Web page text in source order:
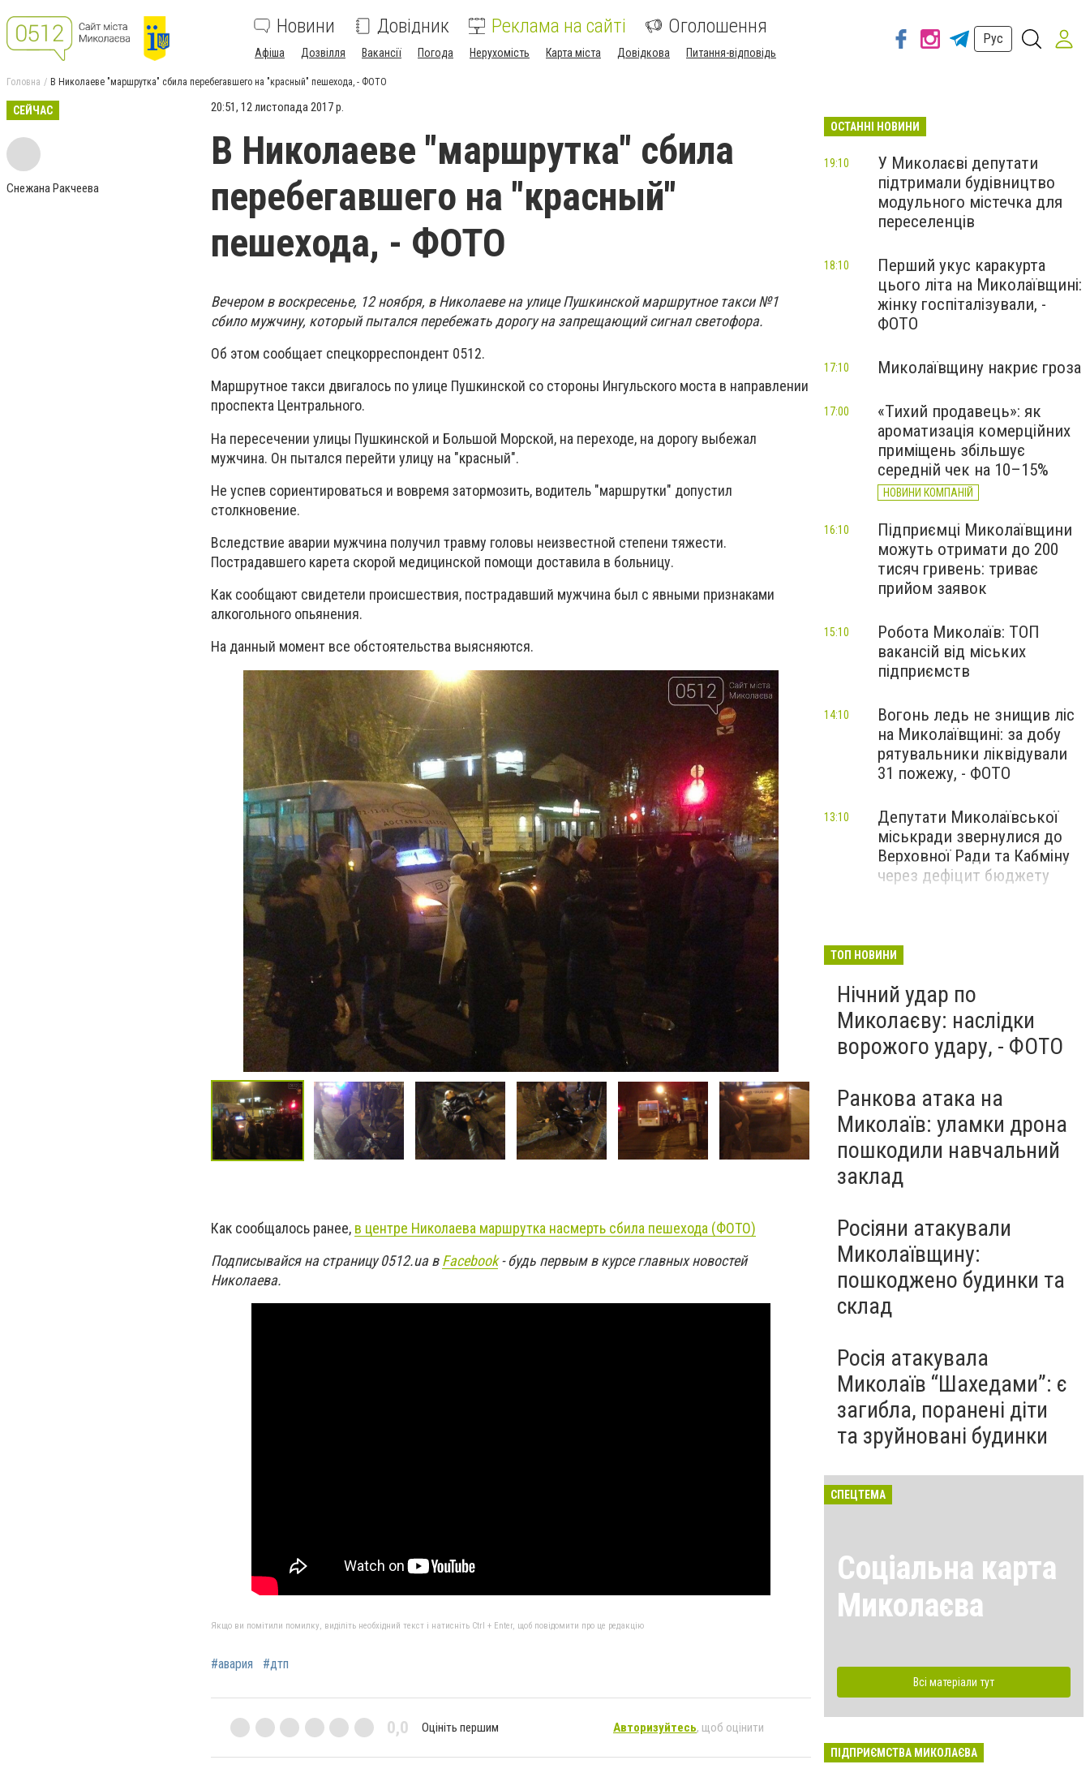
Новини Довідник Реклама на сайті Оголошення
Афіша Дозвілля Вакансії Погода Нерухомість Карта міста Довідкова Питання-відповідь
Рус
Головна В Николаеве "маршрутка" сбила перебегавшего на "красный" пешехода, - ФОТО
СЕЙЧАС
Снежана Ракчеева
20:51, 12 листопада 2017 р.
В Николаеве "маршрутка" сбила
перебегавшего на "красный"
пешехода, - ФОТО
Вечером в воскресенье, 12 ноября, в Николаеве на улице Пушкинской маршрутное такси №1
сбило мужчину, который пытался перебежать дорогу на запрещающий сигнал светофора.
Об этом сообщает спецкорреспондент 0512.
Маршрутное такси двигалось по улице Пушкинской со стороны Ингульского моста в направлении
проспекта Центрального.
На пересечении улицы Пушкинской и Большой Морской, на переходе, на дорогу выбежал
мужчина. Он пытался перейти улицу на "красный".
Не успев сориентироваться и вовремя затормозить, водитель "маршрутки" допустил
столкновение.
Вследствие аварии мужчина получил травму головы неизвестной степени тяжести.
Пострадавшего карета скорой медицинской помощи доставила в больницу.
Как сообщают свидетели происшествия, пострадавший мужчина был с явными признаками
алкогольного опьянения.
На данный момент все обстоятельства выясняются.
Как сообщалось ранее, в центре Николаева маршрутка насмерть сбила пешехода (ФОТО)
Подписывайся на страницу 0512.ua вFacebook- будь первым в курсе главных новостей
Николаева.
Якщо ви помітили помилку, виділіть необхідний текст і натисніть Ctrl + Enter, щоб повідомити про це редакцію
#авария #дтп
0,0 Оцініть першим Авторизуйтесь, щоб оцінити
ОСТАННІ НОВИНИ
У Миколаєві депутати
підтримали будівництво
модульного містечка для
переселенців
19:10
Перший укус каракурта
цього літа на Миколаївщині:
жінку госпіталізували, -
ФОТО
18:10
Миколаївщину накриє гроза
17:10
«Тихий продавець»: як
ароматизація комерційних
приміщень збільшує
середній чек на 10–15%
НОВИНИ КОМПАНІЙ
17:00
Підприємці Миколаївщини
можуть отримати до 200
тисяч гривень: триває
прийом заявок
16:10
Робота Миколаїв: ТОП
вакансій від міських
підприємств
15:10
Вогонь ледь не знищив ліс
на Миколаївщині: за добу
рятувальники ліквідували
31 пожежу, - ФОТО
14:10
Депутати Миколаївської
міськради звернулися до
Верховної Ради та Кабміну
через дефіцит бюджету
13:10
ТОП НОВИНИ
Нічний удар по
Миколаєву: наслідки
ворожого удару, - ФОТО
Ранкова атака на
Миколаїв: уламки дрона
пошкодили навчальний
заклад
Росіяни атакували
Миколаївщину:
пошкоджено будинки та
склад
Росія атакувала
Миколаїв “Шахедами”: є
загибла, поранені діти
та зруйновані будинки
СПЕЦТЕМА
Соціальна карта
Миколаєва
Всі матеріали тут
ПІДПРИЄМСТВА МИКОЛАЄВА